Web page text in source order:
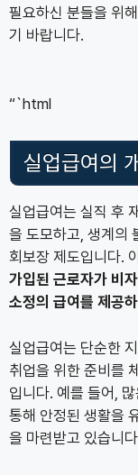
필요하신 분들을 위
기 바랍니다.
“`html
실업급여의
실업급여는 실직 후
을 도모하고, 생계의
회보장 제도입니다.
가입된 근로자가 비
소정의 급여를 제공
실업급여는 단순한
취업을 위한 준비를
입니다. 예를 들어,
통해 안정된 생활을
을 마련받고 있습니